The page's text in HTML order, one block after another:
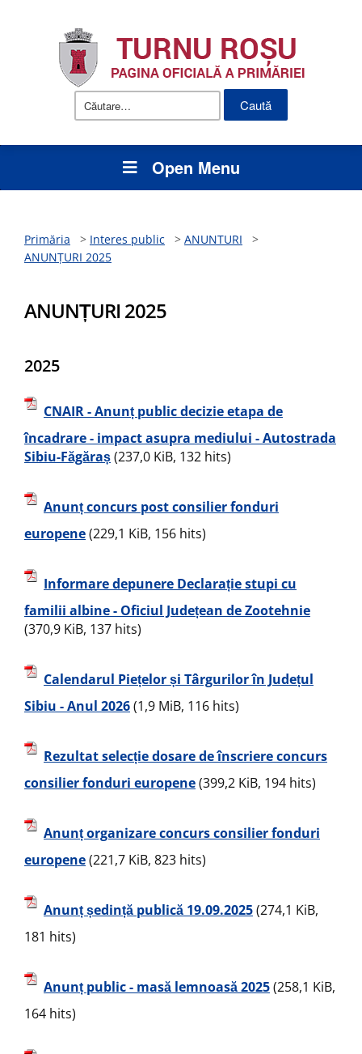
Caută
Open Menu
Primăria > Interes public > ANUNTURI
>
ANUNȚURI 2025
ANUNȚURI 2025
2025
CNAIR - Anunț public decizie etapa de
încadrare - impact asupra mediului - Autostrada
Sibiu-Făgăraș(237,0 KiB, 132 hits)
Anunț concurs post consilier fonduri
europene(229,1 KiB, 156 hits)
Informare depunere Declarație stupi cu
familii albine - Oficiul Județean de Zootehnie
(370,9 KiB, 137 hits)
Calendarul Piețelor și Târgurilor în Județul
Sibiu - Anul 2026(1,9 MiB, 116 hits)
Rezultat selecție dosare de înscriere concurs
consilier fonduri europene(399,2 KiB, 194 hits)
Anunț organizare concurs consilier fonduri
europene(221,7 KiB, 823 hits)
Anunț ședință publică 19.09.2025(274,1 KiB,
181 hits)
Anunț public - masă lemnoasă 2025(258,1 KiB,
164 hits)